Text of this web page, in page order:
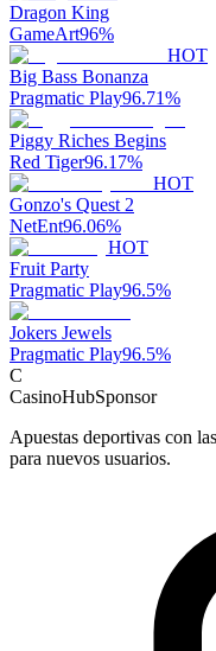
Dragon King
GameArt96%
HOT
Big Bass Bonanza
Pragmatic Play96.71%
Piggy Riches Begins
Red Tiger96.17%
HOT
Gonzo's Quest 2
NetEnt96.06%
HOT
Fruit Party
Pragmatic Play96.5%
Jokers Jewels
Pragmatic Play96.5%
C
CasinoHubSponsor
Apuestas deportivas con
para nuevos usuarios.